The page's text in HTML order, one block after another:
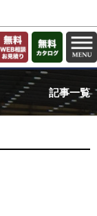
記事一覧